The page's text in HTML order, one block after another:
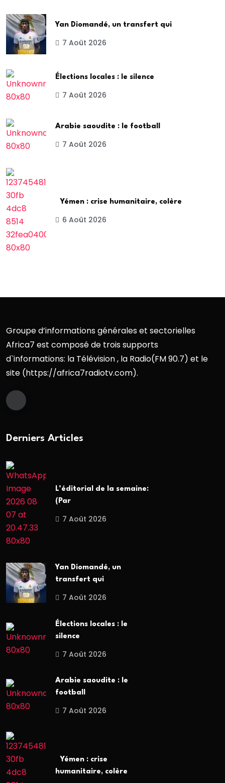
Yan Diomandé, un transfert qui
7 Août 2026
Élections locales : le silence
7 Août 2026
Arabie saoudite : le football
7 Août 2026
Yémen : crise humanitaire, colère
6 Août 2026
Groupe d’informations générales et sectorielles
Africa7 est composé de trois supports
d`informations: la Télévision , la Radio(FM 90.7) et le
site (https://africa7radiotv.com).
Derniers Articles
L’éditorial de la semaine:
(Par
7 Août 2026
Yan Diomandé, un
transfert qui
7 Août 2026
Élections locales : le
silence
7 Août 2026
Arabie saoudite : le
football
7 Août 2026
Yémen : crise
humanitaire, colère